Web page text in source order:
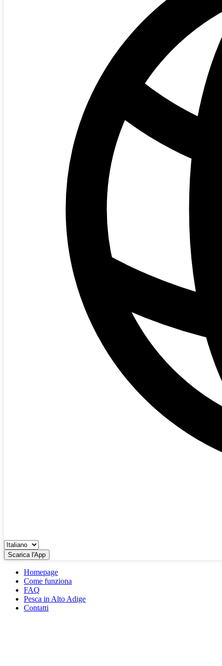
Scarica l'App
Homepage
Come funziona
FAQ
Pesca in Alto Adige
Contatti